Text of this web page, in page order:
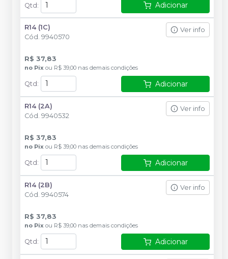
Qtd: Adicionar
R14 (1C)
Cód. 9940570
Ver info
R$ 37,83
no Pix ou R$ 39,00 nas demais condições
Qtd : Adicionar
R14 (2A)
Cód. 9940532
Ver info
R$ 37,83
no Pix ou R$ 39,00 nas demais condições
Qtd : Adicionar
R14 (2B)
Cód. 9940574
Ver info
R$ 37,83
no Pix ou R$ 39,00 nas demais condições
Qtd : Adicionar